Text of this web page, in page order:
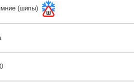
(шипы)